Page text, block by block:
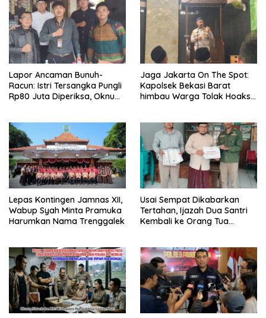
Lapor Ancaman Bunuh-
Racun: Istri Tersangka Pungli
Rp80 Juta Diperiksa, Oknum
Jaga Jakarta On The Spot:
Kapolsek Bekasi Barat
himbau Warga Tolak Hoaks
Lepas Kontingen Jamnas XII,
Wabup Syah Minta Pramuka
Harumkan Nama Trenggalek
Usai Sempat Dikabarkan
Tertahan, Ijazah Dua Santri
Kembali ke Orang Tua